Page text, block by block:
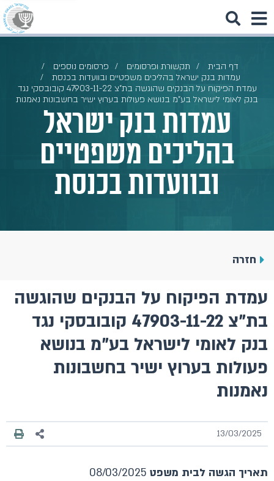
דף הבית תקשורת ופרסומים
פרסומים נוספים
עמדות בנק ישראל בהליכים משפטיים ובוועדות בכנסת
עמדת הפיקוח על הבנקים שהוגשה בת"צ 47903-11-22 קובובסקי נגד
בנק לאומי לישראל בע"מ בנושא פעולות בערוץ ישיר בחשבונות נאמנות
עמדות בנק ישראל
בהליכים משפטיים
ובוועדות בכנסת
חזרה
עמדת הפיקוח על הבנקים שהוגשה
בת"צ 47903-11-22 קובובסקי נגד
בנק לאומי לישראל בע"מ בנושא
פעולות בערוץ ישיר בחשבונות
נאמנות
13/03/2025
תאריך הגשה לבית משפט